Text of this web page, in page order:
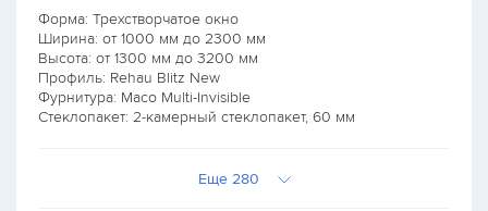
Форма: Трехстворчатое окно
Ширина: от 1000 мм до 2300 мм
Высота: от 1300 мм до 3200 мм
Профиль: Rehau Blitz New
Фурнитура: Maco Multi-Invisible
Стеклопакет: 2-камерный стеклопакет, 60 мм
Еще 280